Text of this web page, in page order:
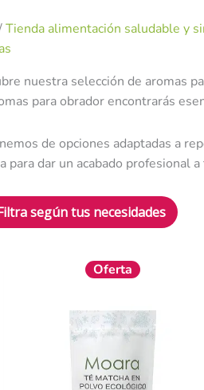
Tienda alimentación saludable y
nuestra selección de aromas
para obrador encontrarás
de opciones adaptadas a
para dar un acabado profesional
según tus necesidades
Oferta
El
precio
era:
5,50 €.
es:
4,95 €.